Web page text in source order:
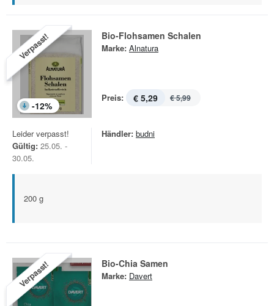
Verpasst!
-12%
Bio-Flohsamen Schalen
Marke: Alnatura
Preis: € 5,29 € 5,99
Leider verpasst!
Gültig: 25.05. -
30.05.
Händler: budni
200 g
Verpasst! Bio-Chia Samen
Marke: Davert